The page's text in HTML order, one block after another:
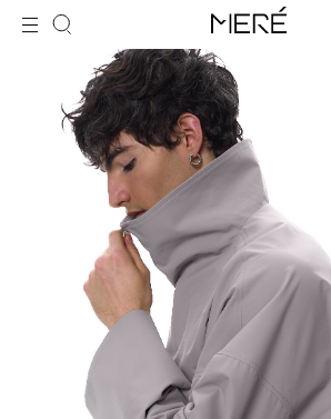
Для клиентов всех банков
Разбейте
оплатуна части
без переплат
График платежей
Сегодня